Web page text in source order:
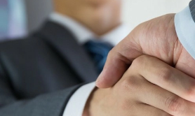
るようにカスタマイズされて
を新たな高みに引き上げる方
しょう。